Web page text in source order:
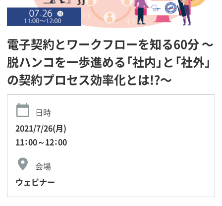
電子契約とワークフローを知る60分 〜
脱ハンコを一歩進める「社内」と「社外」
の契約プロセス効率化とは!?〜
日時
2021/7/26(月)
11：00～12：00
会場
ウェビナー